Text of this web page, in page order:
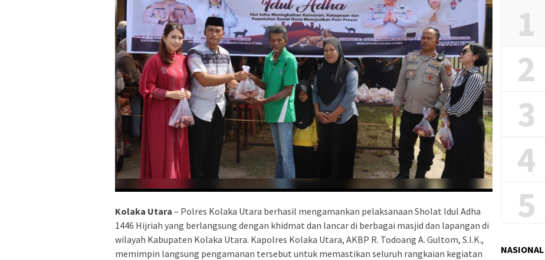
Kolaka Utara – Polres Kolaka Utara berhasil mengamankan pelaksanaan Sholat Idul Adha
1446 Hijriah yang berlangsung dengan khidmat dan lancar di berbagai masjid dan lapangan di
wilayah Kabupaten Kolaka Utara. Kapolres Kolaka Utara, AKBP R. Todoang A. Gultom, S.I.K.,
memimpin langsung pengamanan tersebut untuk memastikan seluruh rangkaian kegiatan
1
2
3
4
5
NASIONAL